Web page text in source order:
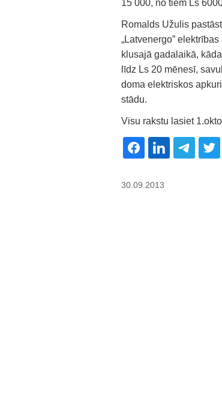
15 000, no tiem Ls
Romalds Užulis
„Latvenergo”
klusajā gadalaikā,
līdz Ls 20 mēnesī,
doma elektriskos
stādu.
Visu rakstu lasiet
30.09.2013